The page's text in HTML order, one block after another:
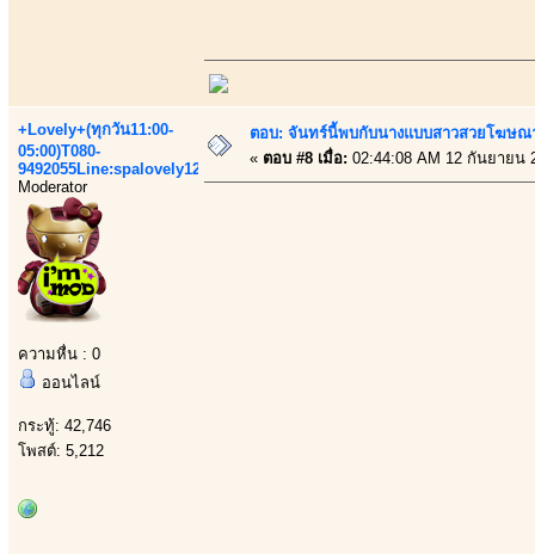
+Lovely+(ทุกวัน11:00-
05:00)T080-
9492055Line:spalovely123
Moderator
ความหื่น : 0
ออนไลน์
กระทู้: 42,746
โพสต์: 5,212
ตอบ: จันทร์นี้พบกับนางแบบสาวสวยโฆษ
« ตอบ #8 เมื่อ: 02:44:08 AM 12 กันยายน